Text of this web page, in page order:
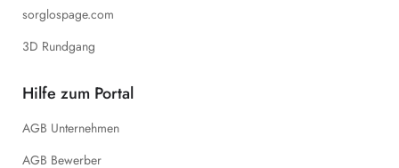
sorglospage.com
3D Rundgang
Hilfe zum Portal
AGB Unternehmen
AGB Bewerber